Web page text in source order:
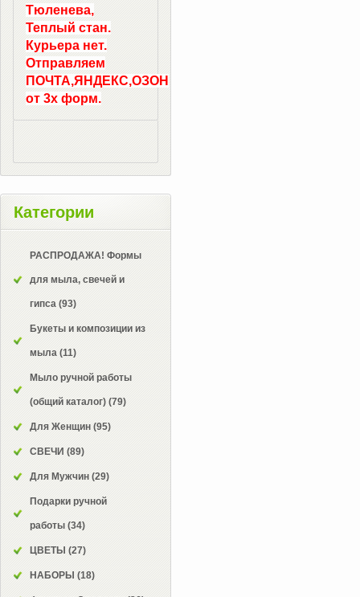
Тюленева,
Теплый стан.
Курьера нет.
Отправляем
ПОЧТА,ЯНДЕКС,ОЗОН
от 3х форм.
Категории
РАСПРОДАЖА! Формы
для мыла, свечей и
гипса (93)
Букеты и композиции из
мыла (11)
Мыло ручной работы
(общий каталог) (79)
Для Женщин (95)
СВЕЧИ (89)
Для Мужчин (29)
Подарки ручной
работы (34)
ЦВЕТЫ (27)
НАБОРЫ (18)